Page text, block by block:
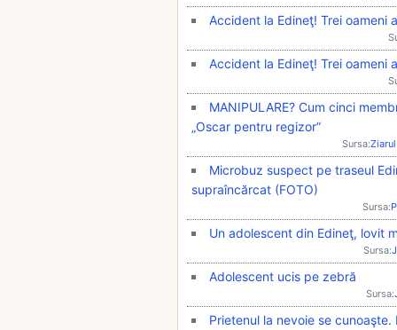
Accident la Edineţ! Trei oameni
Accident la Edineţ! Trei oameni
MANIPULARE? Cum cinci
„Oscar pentru regizor”
Sursa:
Microbuz suspect pe traseul
supraîncărcat (FOTO)
Sursa:
Un adolescent din Edineţ, lovit
Sursa:
Adolescent ucis pe zebră
Sursa:
Prietenul la nevoie se